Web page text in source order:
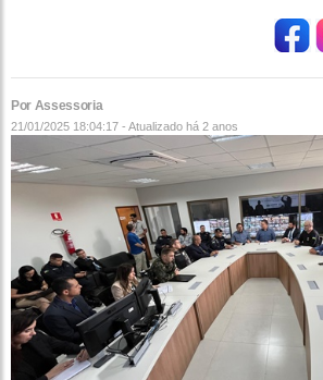
Por Assessoria
21/01/2025 18:04:17 - Atualizado há 2 anos